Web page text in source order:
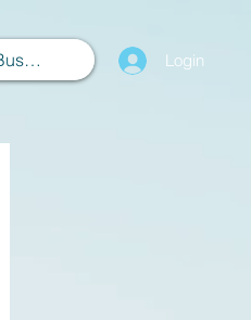
Login